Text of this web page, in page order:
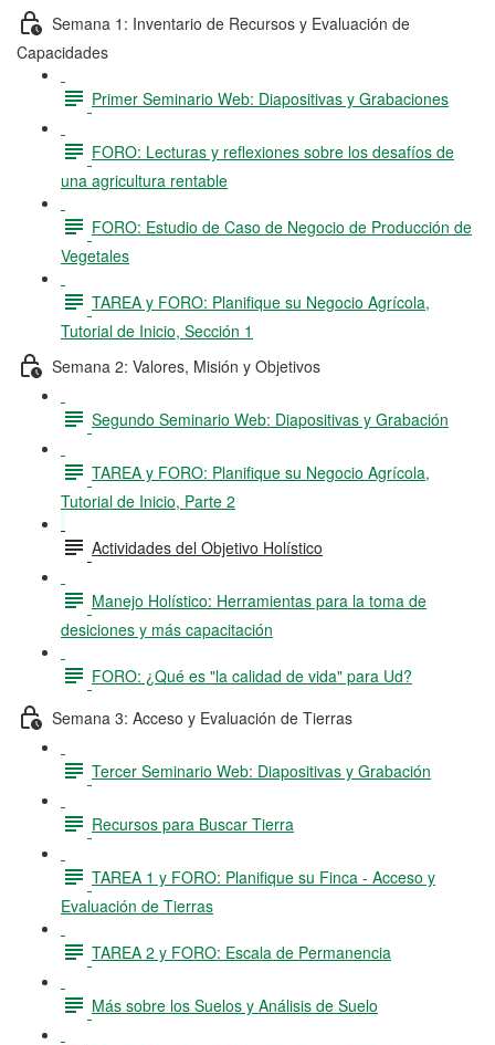
Semana 1: Inventario de Recursos y Evaluación de
Capacidades
Primer Seminario Web: Diapositivas y Grabaciones
FORO: Lecturas y reflexiones sobre los desafíos de
una agricultura rentable
FORO: Estudio de Caso de Negocio de Producción de
Vegetales
TAREA y FORO: Planifique su Negocio Agrícola,
Tutorial de Inicio, Sección 1
Semana 2: Valores, Misión y Objetivos
Segundo Seminario Web: Diapositivas y Grabación
TAREA y FORO: Planifique su Negocio Agrícola,
Tutorial de Inicio, Parte 2
Actividades del Objetivo Holístico
Manejo Holístico: Herramientas para la toma de
desiciones y más capacitación
FORO: ¿Qué es "la calidad de vida" para Ud?
Semana 3: Acceso y Evaluación de Tierras
Tercer Seminario Web: Diapositivas y Grabación
Recursos para Buscar Tierra
TAREA 1 y FORO: Planifique su Finca - Acceso y
Evaluación de Tierras
TAREA 2 y FORO: Escala de Permanencia
Más sobre los Suelos y Análisis de Suelo